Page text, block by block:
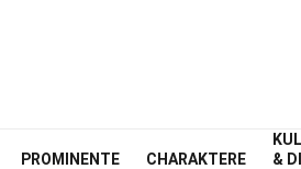
PROMINENTE
CHARAKTERE
&
Home